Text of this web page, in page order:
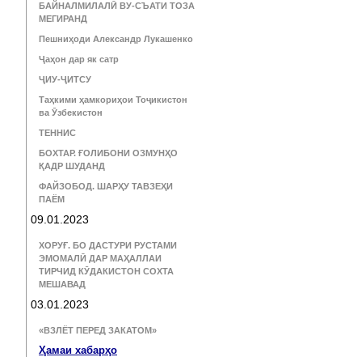
БАЙНАЛМИЛАЛӢ ВУ-СЪАТИ ТОЗА
МЕГИРАНД
Пешниҳоди Александр Лукашенко
Ҷаҳон дар як сатр
ҶИУ-ҶИТСУ
Таҳкими ҳамкориҳои Тоҷикистон
ва Ӯзбекистон
ТЕННИС
БОХТАР. ҒОЛИБОНИ ОЗМУНҲО
ҚАДР ШУДАНД
ФАЙЗОБОД. ШАРҲУ ТАВЗЕҲИ
ПАЁМ
09.01.2023
ХОРУҒ. БО ДАСТУРИ РУСТАМИ
ЭМОМАЛӢ ДАР МАҲАЛЛАИ
ТИРЧИД КӮДАКИСТОН СОХТА
МЕШАВАД
03.01.2023
«ВЗЛЁТ ПЕРЕД ЗАКАТОМ»
Ҳамаи хабарҳо